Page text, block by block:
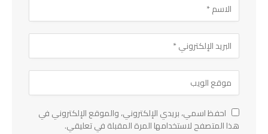
احفظ اسمي، بريدي الإلكتروني، والموقع الإلكتروني في
هذا المتصفح لاستخدامها المرة المقبلة في تعليقي.